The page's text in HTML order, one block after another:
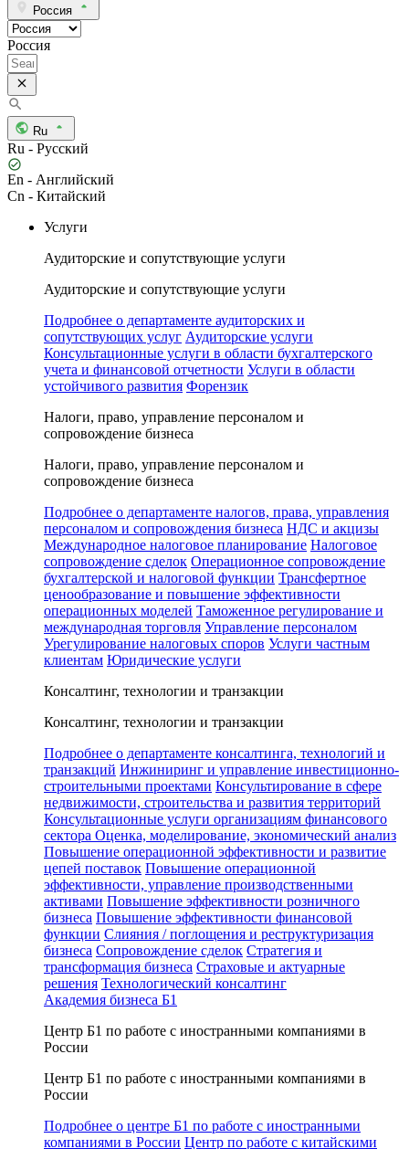
Россия
Россия
Ru
Ru - Русский
En - Английский
Cn - Китайский
Услуги
Аудиторские и сопутствующие услуги
Аудиторские и сопутствующие услуги
Подробнее о департаменте аудиторских и
сопутствующих услуг Аудиторские услуги
Консультационные услуги в области бухгалтерского
учета и финансовой отчетности Услуги в области
устойчивого развития Форензик
Налоги, право, управление персоналом и
сопровождение бизнеса
Налоги, право, управление персоналом и
сопровождение бизнеса
Подробнее о департаменте налогов, права, управления
персоналом и сопровождения бизнеса НДС и акцизы
Международное налоговое планирование Налоговое
сопровождение сделок Операционное сопровождение
бухгалтерской и налоговой функции Трансфертное
ценообразование и повышение эффективности
операционных моделей Таможенное регулирование и
международная торговля Управление персоналом
Урегулирование налоговых споров Услуги частным
клиентам Юридические услуги
Консалтинг, технологии и транзакции
Консалтинг, технологии и транзакции
Подробнее о департаменте консалтинга, технологий и
транзакций Инжиниринг и управление инвестиционно-
строительными проектами Консультирование в сфере
недвижимости, строительства и развития территорий
Консультационные услуги организациям финансового
сектора Оценка, моделирование, экономический анализ
Повышение операционной эффективности и развитие
цепей поставок Повышение операционной
эффективности, управление производственными
активами Повышение эффективности розничного
бизнеса Повышение эффективности финансовой
функции Слияния / поглощения и реструктуризация
бизнеса Сопровождение сделок Стратегия и
трансформация бизнеса Страховые и актуарные
решения Технологический консалтинг
Академия бизнеса Б1
Центр Б1 по работе с иностранными компаниями в
России
Центр Б1 по работе с иностранными компаниями в
России
Подробнее о центре Б1 по работе с иностранными
компаниями в России Центр по работе с китайскими